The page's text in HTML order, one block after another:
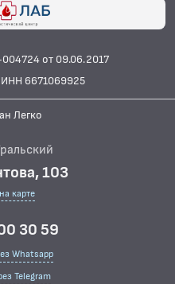
от 09.06.2017
6671069925
Легко
103
карте
30 59
Whatsapp
Telegram